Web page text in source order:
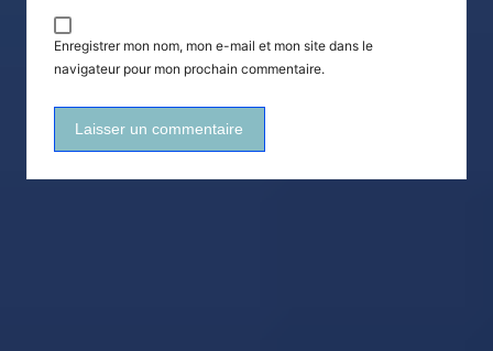
Enregistrer mon nom, mon e-mail et mon site dans le
navigateur pour mon prochain commentaire.